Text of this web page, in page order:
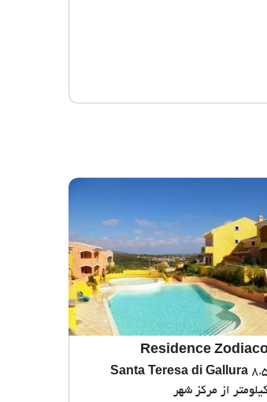
Residence
Santa Teresa di Gallura
از مرکز شهر